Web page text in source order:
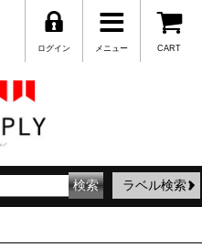
CART
メニュー
ログイン
ラベル検索